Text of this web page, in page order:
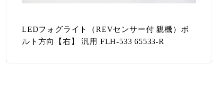
LEDフォグライト（REVセンサー付 親機）ボ
ルト方向【右】 汎用 FLH-533 65533-R